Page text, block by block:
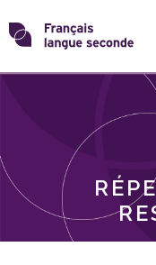
Skip
toTransformons
langue
THÈMES